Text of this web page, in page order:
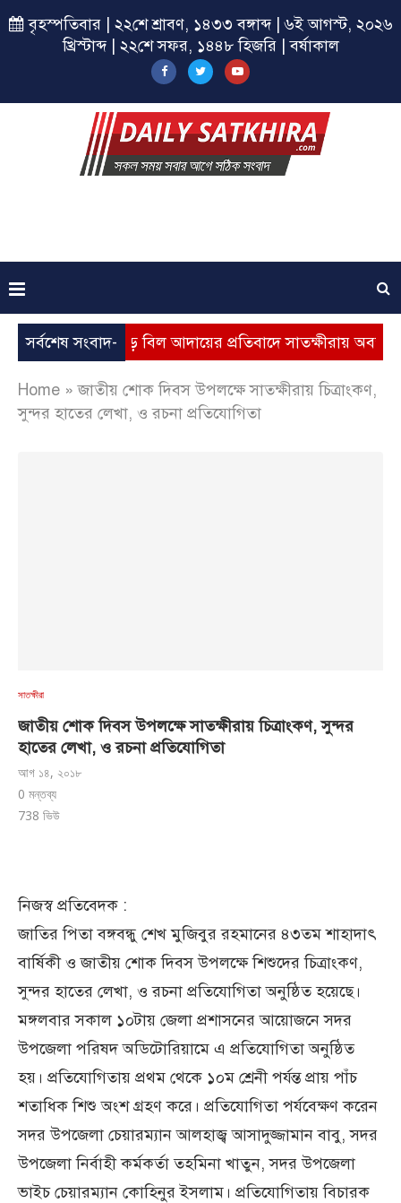
বৃহস্পতিবার | ২২শে শ্রাবণ, ১৪৩৩ বঙ্গাব্দ | ৬ই আগস্ট, ২০২৬
খ্রিস্টাব্দ | ২২শে সফর, ১৪৪৮ হিজরি | বর্ষাকাল
সর্বশেষ সংবাদ-
ভূতুড়ে বিল আদায়ের প্রতিবাদে সাতক্ষীরায় অবস্থান কর্মসূচি
Home »জাতীয় শোক দিবস উপলক্ষে সাতক্ষীরায় চিত্রাংকণ,
সুন্দর হাতের লেখা, ও রচনা প্রতিযোগিতা
সাতক্ষীরা
জাতীয় শোক দিবস উপলক্ষে সাতক্ষীরায় চিত্রাংকণ, সুন্দর
হাতের লেখা, ও রচনা প্রতিযোগিতা
আগ ১৪, ২০১৮
0 মন্তব্য
738 ভিউ
নিজস্ব প্রতিবেদক :
জাতির পিতা বঙ্গবন্ধু শেখ মুজিবুর রহমানের ৪৩তম শাহাদাৎ
বার্ষিকী ও জাতীয় শোক দিবস উপলক্ষে শিশুদের চিত্রাংকণ,
সুন্দর হাতের লেখা, ও রচনা প্রতিযোগিতা অনুষ্ঠিত হয়েছে।
মঙ্গলবার সকাল ১০টায় জেলা প্রশাসনের আয়োজনে সদর
উপজেলা পরিষদ অডিটোরিয়ামে এ প্রতিযোগিতা অনুষ্ঠিত
হয়। প্রতিযোগিতায় প্রথম থেকে ১০ম শ্রেনী পর্যন্ত প্রায় পাঁচ
শতাধিক শিশু অংশ গ্রহণ করে। প্রতিযোগিতা পর্যবেক্ষণ করেন
সদর উপজেলা চেয়ারম্যান আলহাজ্ব আসাদুজ্জামান বাবু, সদর
উপজেলা নির্বাহী কর্মকর্তা তহমিনা খাতুন, সদর উপজেলা
ভাইচ চেয়ারম্যান কোহিনুর ইসলাম। প্রতিযোগিতায় বিচারক